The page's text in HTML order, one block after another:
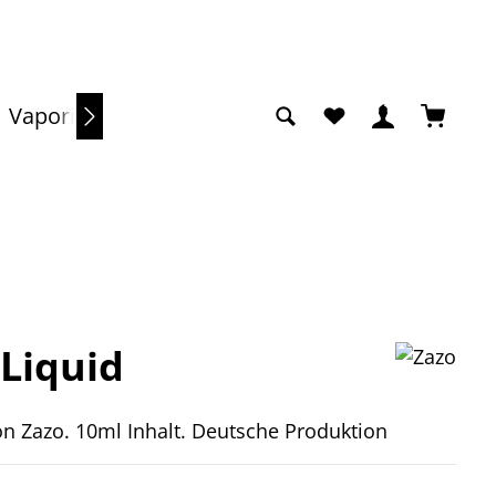
Vaporizer Du hast 0 Produkte
Zazo. 10ml Inhalt. Deutsche Produktion